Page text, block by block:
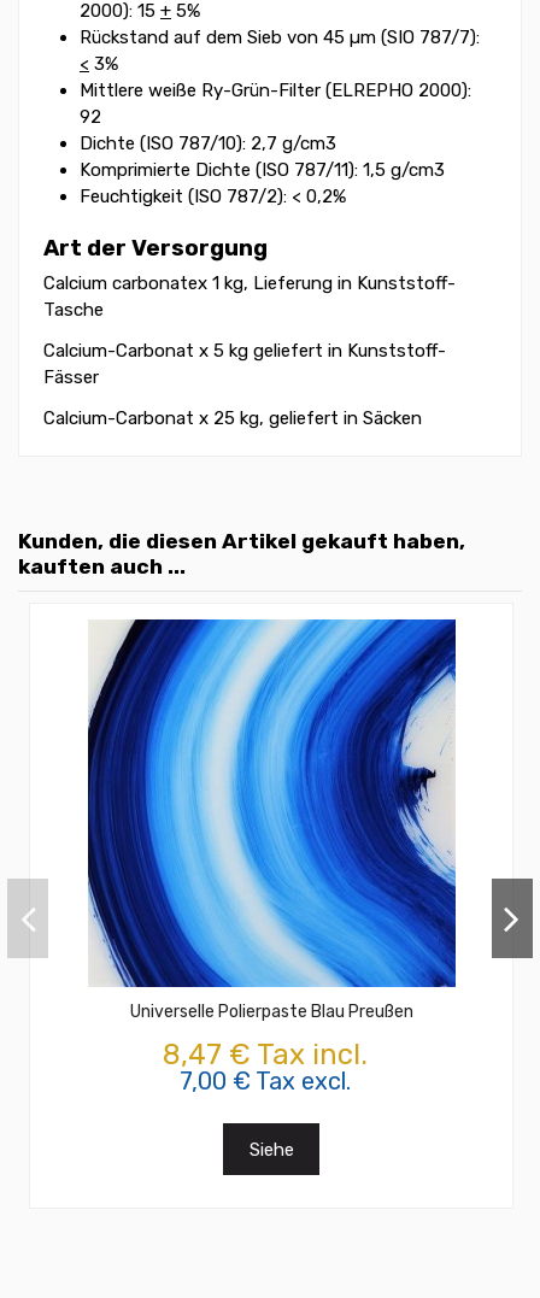
2000): 15 + 5%
Rückstand auf dem Sieb von 45 µm (SIO 787/7):
< 3%
Mittlere weiße Ry-Grün-Filter (ELREPHO 2000):
92
Dichte (ISO 787/10): 2,7 g/cm3
Komprimierte Dichte (ISO 787/11): 1,5 g/cm3
Feuchtigkeit (ISO 787/2): < 0,2%
Art der Versorgung
Calcium carbonatex 1 kg, Lieferung in Kunststoff-
Tasche
Calcium-Carbonat x 5 kg geliefert in Kunststoff-
Fässer
Calcium-Carbonat x 25 kg, geliefert in Säcken
Kunden, die diesen Artikel gekauft haben,
kauften auch ...
Universelle Polierpaste Blau Preußen
8,47 € Tax incl.
7,00 € Tax excl.
Siehe